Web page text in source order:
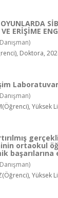
ERİŞİME
Doktora,
Yüksek
ortaokul
başarılarına
Yüksek